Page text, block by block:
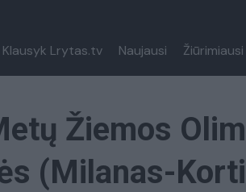
Klausyk Lrytas.tv Naujausi Žiūrimiausi
Žiemos
(Milanas-